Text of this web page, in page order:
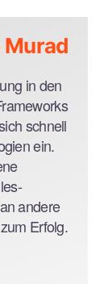
Murad
in den
schnell
ein.
andere
Erfolg.